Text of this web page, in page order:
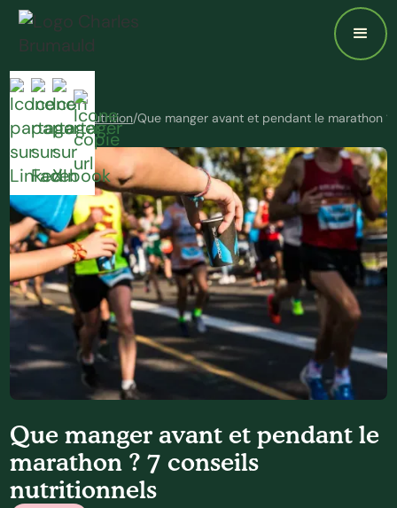
Blog/Nutrition/Que manger avant et pendant le marathon
Que manger avant et pendant le
marathon ? 7 conseils
nutritionnels